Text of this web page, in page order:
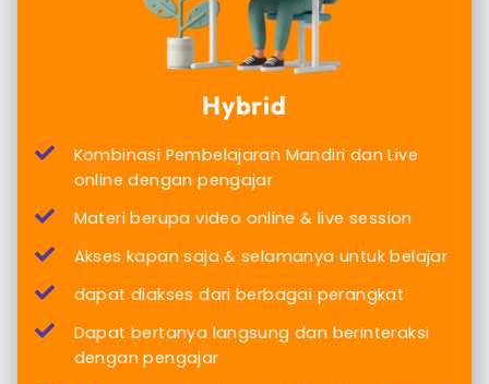
Hybrid
Kombinasi Pembelajaran Mandiri dan Live
online dengan pengajar
Materi berupa video online & live session
Akses kapan saja & selamanya untuk belajar
dapat diakses dari berbagai perangkat
Dapat bertanya langsung dan berinteraksi
dengan pengajar